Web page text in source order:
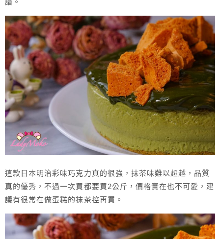
這款日本明治彩味巧克力真的很強，抹茶味難以超越，品質
真的優秀，不過一次買都要買2公斤，價格實在也不可愛，建
議有很常在做蛋糕的抹茶控再買。